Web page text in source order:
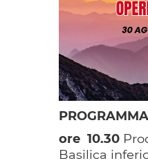
PROGRAMMA
ore 10.30
Basilica